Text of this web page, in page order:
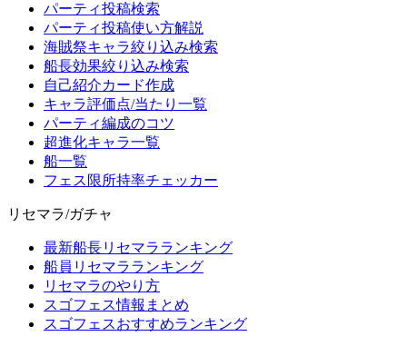
パーティ投稿検索
パーティ投稿使い方解説
海賊祭キャラ絞り込み検索
船長効果絞り込み検索
自己紹介カード作成
キャラ評価点/当たり一覧
パーティ編成のコツ
超進化キャラ一覧
船一覧
フェス限所持率チェッカー
リセマラ/ガチャ
最新船長リセマラランキング
船員リセマラランキング
リセマラのやり方
スゴフェス情報まとめ
スゴフェスおすすめランキング